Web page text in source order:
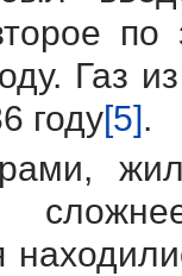
Газ
году[5].